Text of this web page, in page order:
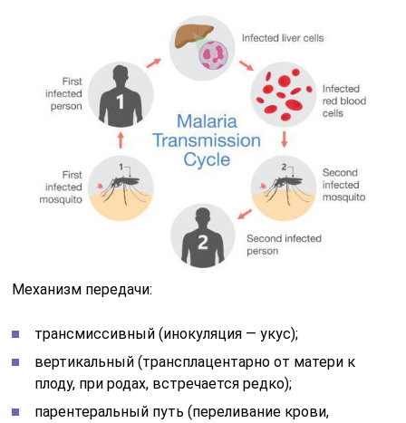
Механизм передачи:
трансмиссивный (инокуляция — укус);
вертикальный (трансплацентарно от матери к
плоду, при родах, встречается редко);
парентеральный путь (переливание крови,